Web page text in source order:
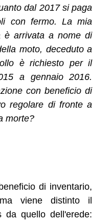
dal 2017 si paga
con fermo. La mia
è arrivata a nome di
moto, deceduto a
è richiesto per il
a gennaio 2016.
con beneficio di
regolare di fronte a
morte?
di inventario,
viene distinto il
da quello dell'erede: